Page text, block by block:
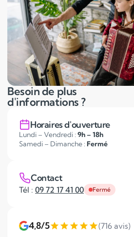
Besoin de plus
d'informations ?
Horaires d'ouverture
Lundi – Vendredi : 9h – 18h
Samedi – Dimanche : Fermé
Contact
Tél : 09 72 17 41 00 Fermé
4,8/5 (716 avis)